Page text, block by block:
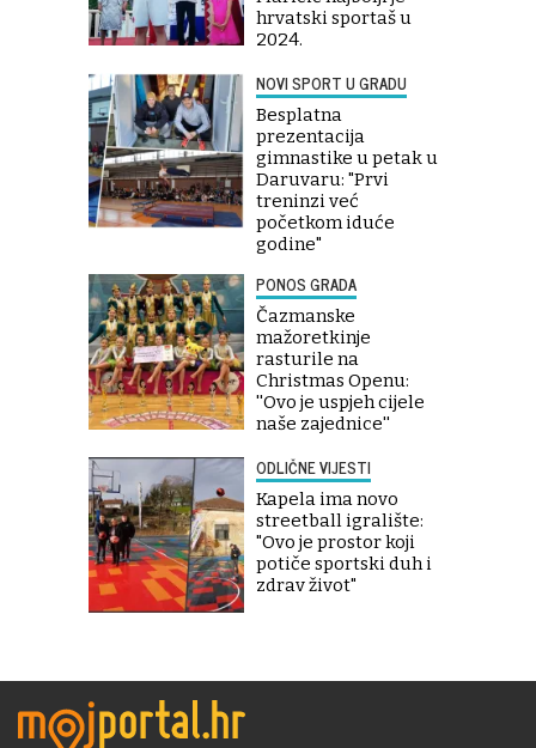
hrvatski sportaš u
2024.
NOVI SPORT U GRADU
Besplatna
prezentacija
gimnastike u petak u
Daruvaru: "Prvi
treninzi već
početkom iduće
godine"
PONOS GRADA
Čazmanske
mažoretkinje
rasturile na
Christmas Openu:
''Ovo je uspjeh cijele
naše zajednice''
ODLIČNE VIJESTI
Kapela ima novo
streetball igralište:
"Ovo je prostor koji
potiče sportski duh i
zdrav život"